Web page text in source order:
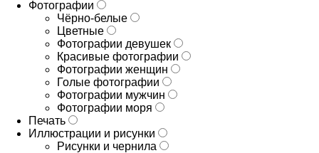
Фотографии
Чёрно-белые
Цветные
Фотографии девушек
Красивые фотографии
Фотографии женщин
Голые фотографии
Фотографии мужчин
Фотографии моря
Печать
Иллюстрации и рисунки
Рисунки и чернила